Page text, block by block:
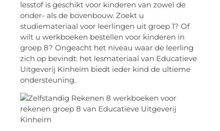
lesstof is geschikt voor kinderen van zowel de
onder- als de bovenbouw. Zoekt u
studiemateriaal voor leerlingen uit groep 1? Of
wilt u werkboeken bestellen voor kinderen in
groep 8? Ongeacht het niveau waar de leerling
zich op bevindt: het lesmateriaal van Educatieve
Uitgeverij Kinheim biedt ieder kind de ultieme
ondersteuning.